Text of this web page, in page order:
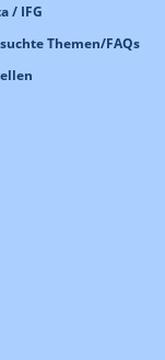
/ IFG
Themen/FAQs